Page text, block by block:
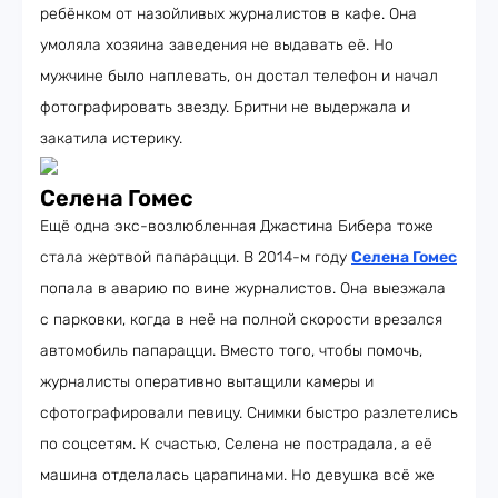
ребёнком от назойливых журналистов в кафе. Она
умоляла хозяина заведения не выдавать её. Но
мужчине было наплевать, он достал телефон и начал
фотографировать звезду. Бритни не выдержала и
закатила истерику.
Селена Гомес
Ещё одна экс-возлюбленная Джастина Бибера тоже
стала жертвой папарацци. В 2014-м году Селена Гомес
попала в аварию по вине журналистов. Она выезжала
с парковки, когда в неё на полной скорости врезался
автомобиль папарацци. Вместо того, чтобы помочь,
журналисты оперативно вытащили камеры и
сфотографировали певицу. Снимки быстро разлетелись
по соцсетям. К счастью, Селена не пострадала, а её
машина отделалась царапинами. Но девушка всё же